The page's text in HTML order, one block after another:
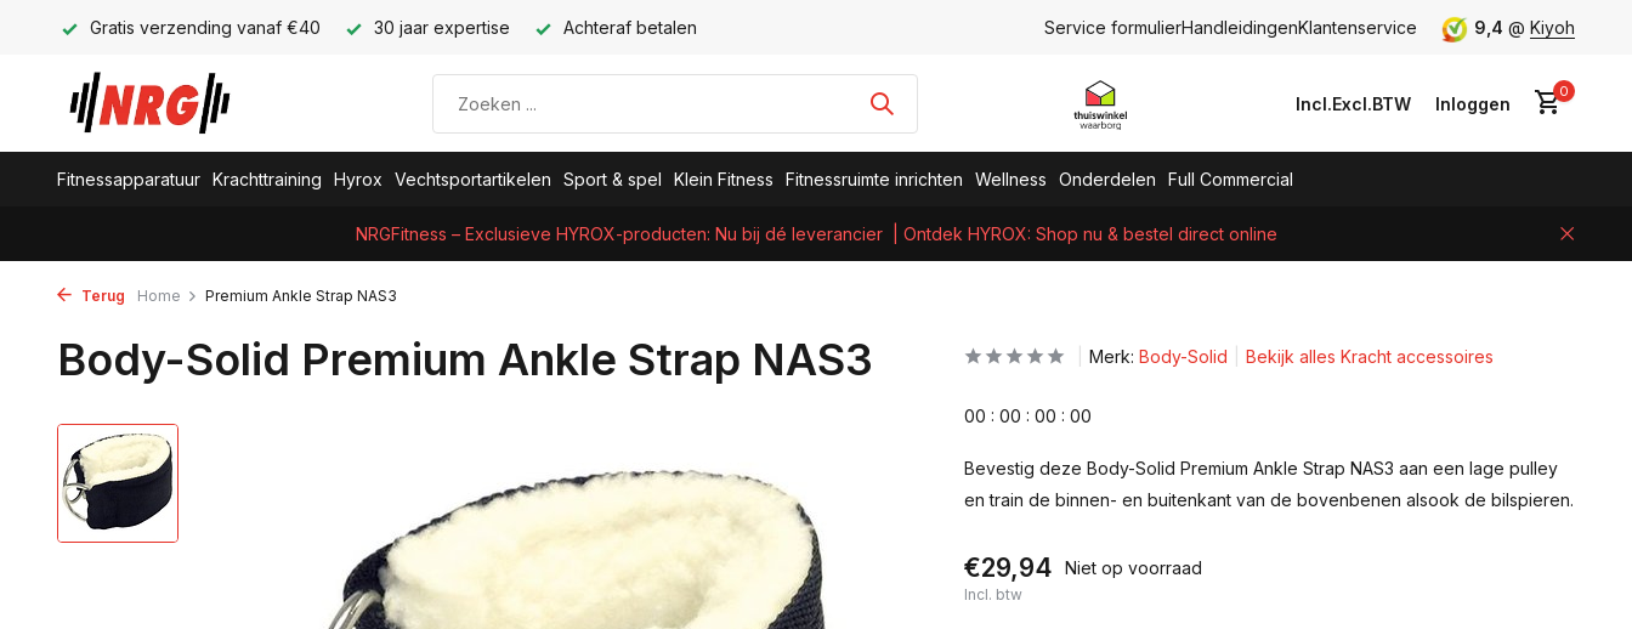
Gratis verzending vanaf €40 30 jaar expertise Achteraf betalen Service formulierHandleidingenKlantenservice 9,4 @ Kiyoh
Incl.Excl.BTW Inloggen
0
Fitnessapparatuur Krachttraining Hyrox Vechtsportartikelen Sport & spel Klein Fitness Fitnessruimte inrichten Wellness Onderdelen Full Commercial
NRGFitness – Exclusieve HYROX-producten: Nu bij dé leverancier | Ontdek HYROX: Shop nu & bestel direct online
Terug Home Premium Ankle Strap NAS3
Body-Solid Premium Ankle Strap NAS3 Merk: Body-Solid Bekijk alles Kracht accessoires
00 : 00 : 00 : 00
Bevestig deze Body-Solid Premium Ankle Strap NAS3 aan een lage pulley
en train de binnen- en buitenkant van de bovenbenen alsook de bilspieren.
€29,94 Niet op voorraad
Incl. btw